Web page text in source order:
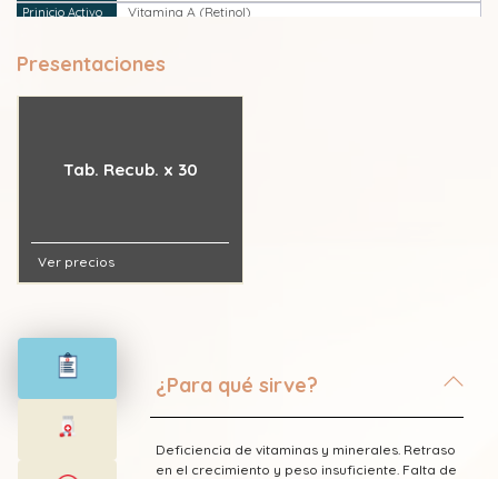
Vitamina A (Retinol)
Vitamina B1 (Tiamina)
Vitamina B2 (Riboflavina)
Ácido nicotínico - Vitamina PP)
Presentaciones
Tab. Recub. x 30
Ver precios
¿Para qué sirve?
Deficiencia de vitaminas y minerales. Retraso
en el crecimiento y peso insuficiente. Falta de